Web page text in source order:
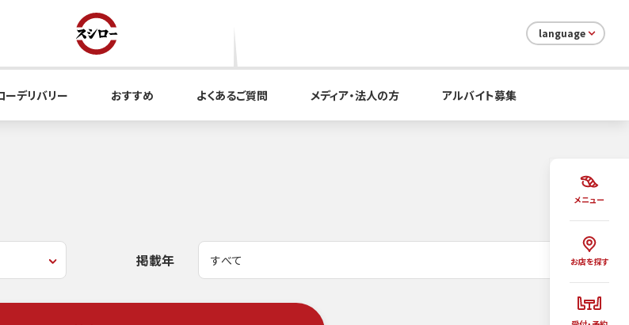
メニュー
お店を探す
language
ーデリバリー おすすめ よくあるご質問 メディア・法人の方 アルバイト募集
掲載年